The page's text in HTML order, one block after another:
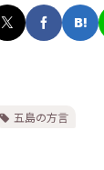
五島の方言